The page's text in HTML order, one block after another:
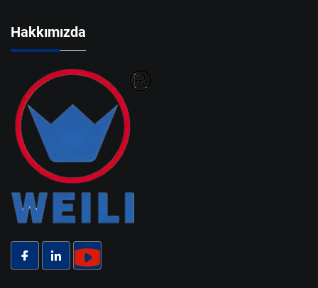
Hakkımızda